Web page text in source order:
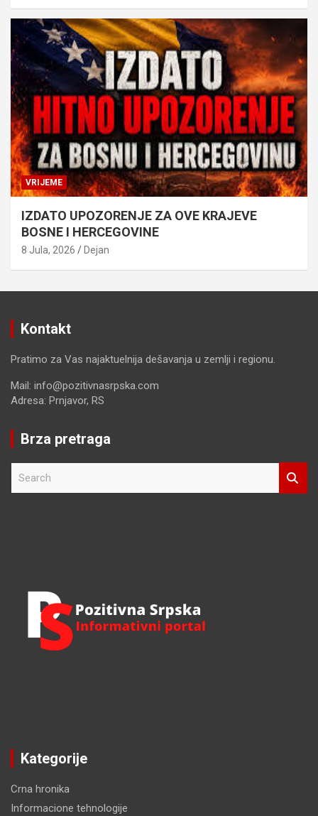
VRIJEME
IZDATO UPOZORENJE ZA OVE KRAJEVE
BOSNE I HERCEGOVINE
8 Jula, 2026 Dejan
Kontakt
Pratimo za Vas najaktuelnija dešavanja u zemlji i regionu.
Mail: info@pozitivnasrpska.com
Adresa: Prnjavor, RS
Brza pretraga
Kategorije
Crna hronika
Informacione tehnologije